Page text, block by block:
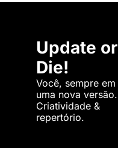
Update or
Die!
Você, sempre em
uma nova versão.
Criatividade &
repertório.